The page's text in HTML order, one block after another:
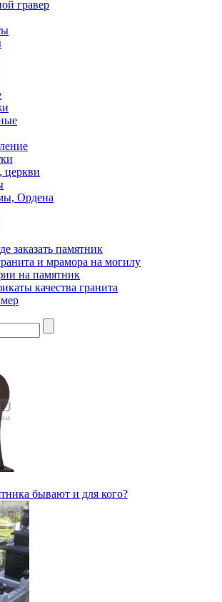
гравер
Ордена
заказать памятник
и мрамора на могилу
на памятник
качества гранита
бывают и для кого?